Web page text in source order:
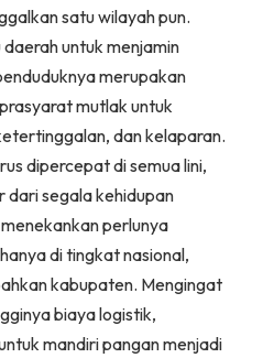
satu wilayah pun.
untuk menjamin
merupakan
mutlak untuk
dan kelaparan.
dipercepat di semua lini,
dari segala kehidupan
perlunya
di tingkat nasional,
kabupaten. Mengingat
biaya logistik,
mandiri pangan menjadi